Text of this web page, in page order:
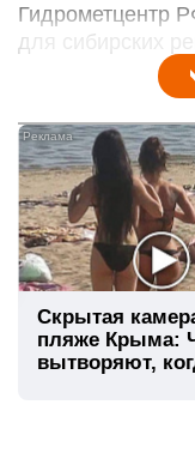
Гидрометцентр
для сибирских
Скрытая
пляже Крыма:
вытворяют,